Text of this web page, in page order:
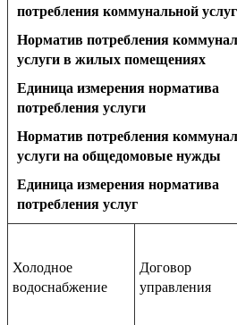
потребления коммунальной
Норматив потребления
услуги в жилых помещениях
Единица измерения норматива
потребления услуги
Норматив потребления
услуги на общедомовые нужды
Единица измерения норматива
потребления услуг
Холодное
водоснабжение
Договор
управления